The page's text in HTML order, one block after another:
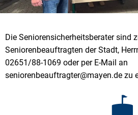
Die Seniorensicherheitsberater sind
Seniorenbeauftragten der Stadt,
02651/88-1069 oder per E-Mail an
seniorenbeauftragter@mayen.de zu